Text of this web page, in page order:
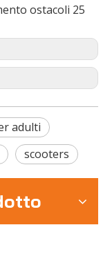
ostacoli 25
adulti
scooters